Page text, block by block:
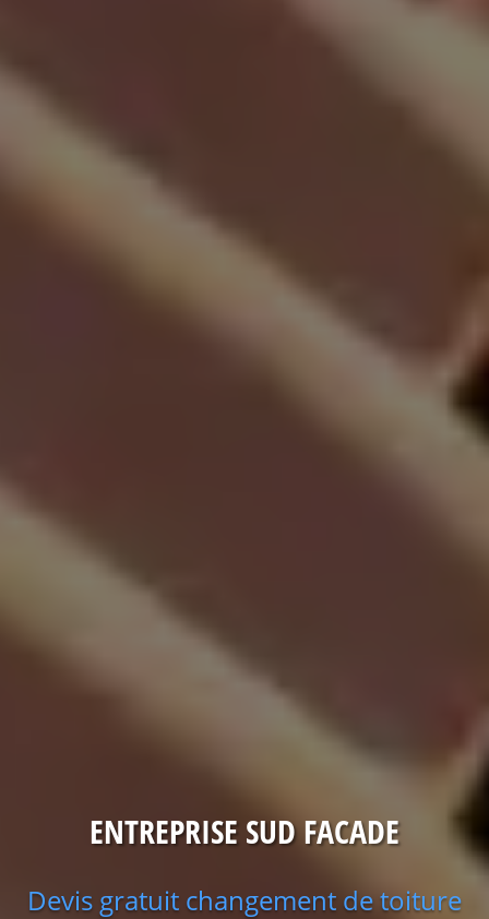
ENTREPRISE SUD FACADE
Devis gratuit changement de toiture